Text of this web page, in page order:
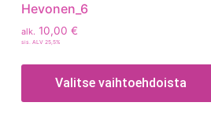
Hevonen_6
alk. 10,00 €
sis. ALV 25,5%
Valitse vaihtoehdoista